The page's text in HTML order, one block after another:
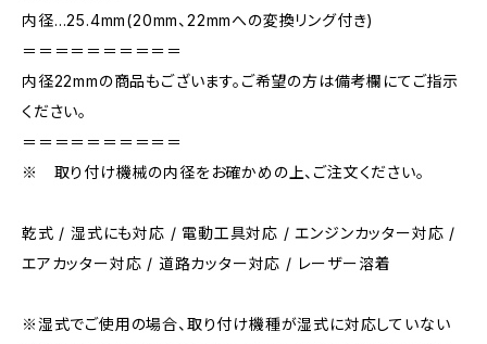
内径…25.4mm(20mm、22mmへの変換リング付き)
＝＝＝＝＝＝＝＝＝＝
内径22mmの商品もございます。ご希望の方は備考欄にてご指示
ください。
＝＝＝＝＝＝＝＝＝＝
※ 取り付け機械の内径をお確かめの上、ご注文ください。
乾式 / 湿式にも対応 / 電動工具対応 / エンジンカッター対応 /
エアカッター対応 / 道路カッター対応 / レーザー溶着
※湿式でご使用の場合、取り付け機種が湿式に対応していない